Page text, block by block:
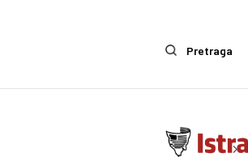
Pretraga
Ostalo